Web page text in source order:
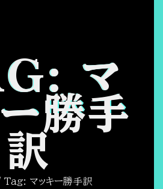
マ
勝手
訳
Tag: マッキー勝手訳